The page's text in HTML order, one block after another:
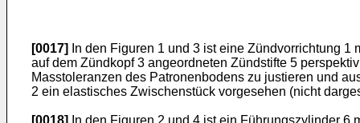
[0017]
In den Figuren 1 und 3 ist eine Zündvorrichtung
auf dem Zündkopf 3 angeordneten Zündstifte 5
Masstoleranzen des Patronenbodens zu justieren und
2 ein elastisches Zwischenstück vorgesehen (nicht
[0018]
In den Figuren 2 und 4 ist ein Führungszylinder